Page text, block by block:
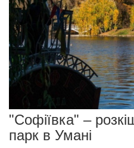
"Софіївка" –
парк в Умані